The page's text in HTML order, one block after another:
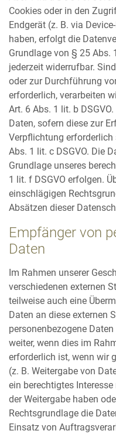
Cookies oder in den
Endgerät (z. B. via
haben, erfolgt die
Grundlage von § 25 Abs.
jederzeit widerrufbar.
oder zur Durchführung
erforderlich, verarbeiten
Art. 6 Abs. 1 lit. b
Daten, sofern diese zur
Verpflichtung
Abs. 1 lit. c DSGVO. Die
Grundlage unseres
1 lit. f DSGVO erfolgen.
einschlägigen
Absätzen dieser
Empfänger von
Daten
Im Rahmen unserer
verschiedenen externen
teilweise auch eine
Daten an diese externen
personenbezogene
weiter, wenn dies im
erforderlich ist, wenn wir
(z. B. Weitergabe von
ein berechtigtes
der Weitergabe haben
Rechtsgrundlage die
Einsatz von